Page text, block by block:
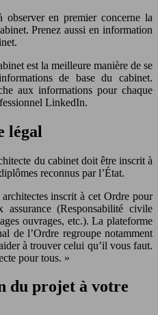
observer en premier concerne la
Prenez aussi en information
est la meilleure manière de se
de base du cabinet.
aux informations pour chaque
LinkedIn.
légal
du cabinet doit être inscrit à
reconnus par l’État.
inscrit à cet Ordre pour
assurance (Responsabilité civile
ouvrages, etc.). La plateforme
de l’Ordre regroupe notamment
à trouver celui qu’il vous faut.
pour tous. »
du projet à votre